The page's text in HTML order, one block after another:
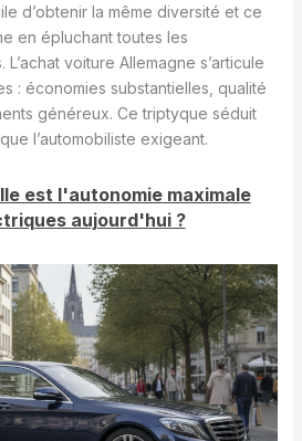
d’obtenir la même diversité et ce
en épluchant toutes les
voiture Allemagne s’articule
: économies substantielles, qualité
généreux. Ce triptyque séduit
l’automobiliste exigeant.
est l'autonomie maximale
aujourd'hui ?